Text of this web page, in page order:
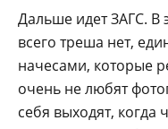
Дальше идет ЗАГС. В
всего треша нет,
начесами, которые
очень не любят
себя выходят, когда